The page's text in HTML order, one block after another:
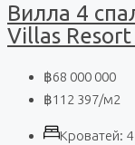
Вилла 4
Villas
฿68 000 000
฿112 397/м2
Кроватей: 4